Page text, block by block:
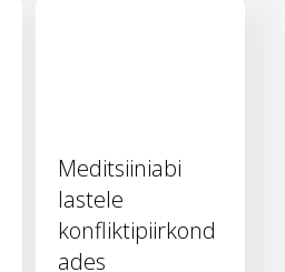
Meditsiiniabi
lastele
konfliktipiirkond
ades